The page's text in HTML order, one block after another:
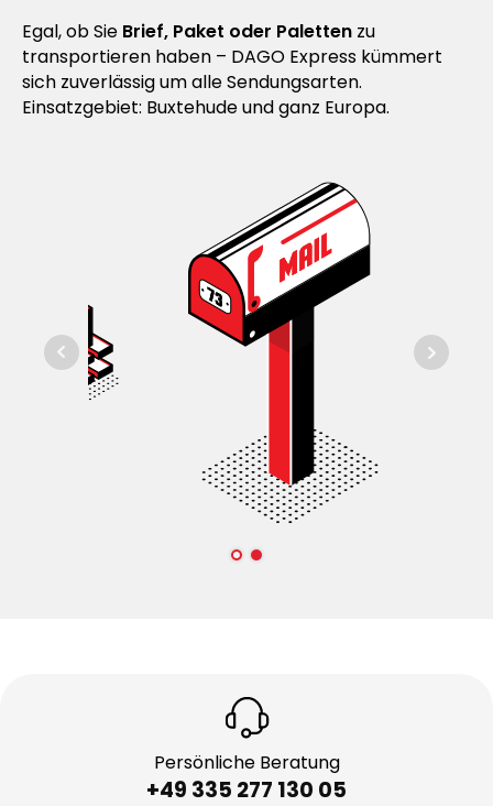
Egal, ob Sie Brief, Paket oder Paletten zu
transportieren haben – DAGO Express kümmert
sich zuverlässig um alle Sendungsarten.
Einsatzgebiet: Buxtehude und ganz Europa.
Persönliche Beratung
+49 335 277 130 05